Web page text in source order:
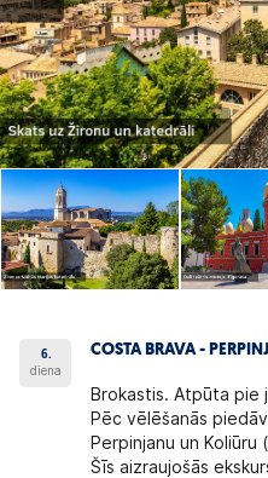
6.
diena
COSTA BRAVA -
Brokastis. Atpūta pie
Pēc vēlēšanās
Perpinjanu un Koliūru
Šīs aizraujošās